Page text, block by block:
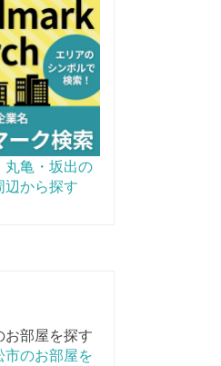
丸亀・坂出の
辺から探す
お部屋を探す
のお部屋を